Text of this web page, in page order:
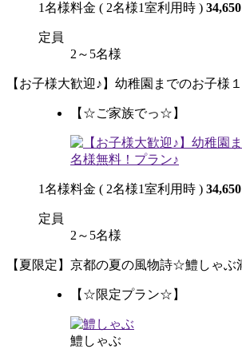
1名様料金 ( 2名様1室利用時 )
定員
2～5名様
【お子様大歓迎♪】幼稚園までのお子様
【☆ご家族でっ☆】
1名様料金 ( 2名様1室利用時 )
定員
2～5名様
【夏限定】京都の夏の風物詩☆鱧しゃぶ
【☆限定プラン☆】
鱧しゃぶ